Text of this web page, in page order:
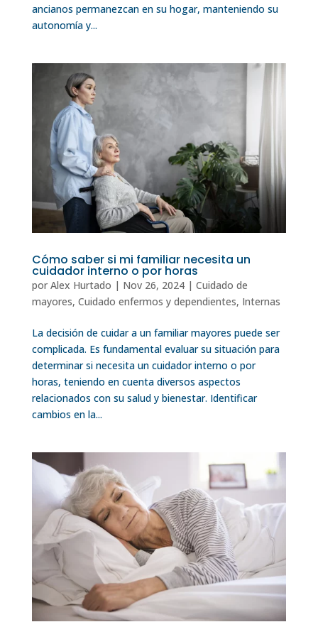
ancianos permanezcan en su hogar, manteniendo su
autonomía y...
Cómo saber si mi familiar necesita un
cuidador interno o por horas
por Alex Hurtado | Nov 26, 2024| Cuidado de
mayores, Cuidado enfermos y dependientes, Internas
La decisión de cuidar a un familiar mayores puede ser
complicada. Es fundamental evaluar su situación para
determinar si necesita un cuidador interno o por
horas, teniendo en cuenta diversos aspectos
relacionados con su salud y bienestar. Identificar
cambios en la...